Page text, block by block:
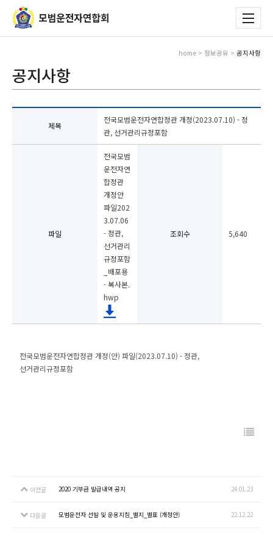
공지사항
home > 정보공유 > 공지사항
제목
전국모범운전자연합정관 개정(2023.07.10) - 정
관, 선거관리규정포함
파일
전국모범
운전자연
합정관
개정안
파일202
3.07.06
- 정관,
선거관리
규정포함
_배포용
- 복사본.
hwp
조회수 5,640
전국모범운전자연합정관 개정(안) 파일(2023.07.10) - 정관,
선거관리규정포함
이전글 2020 기부금 발급내역 공지 24.01.23
다음글 모범운전자 선발 및 운용지침_별지_별표 (개정안) 22.12.22